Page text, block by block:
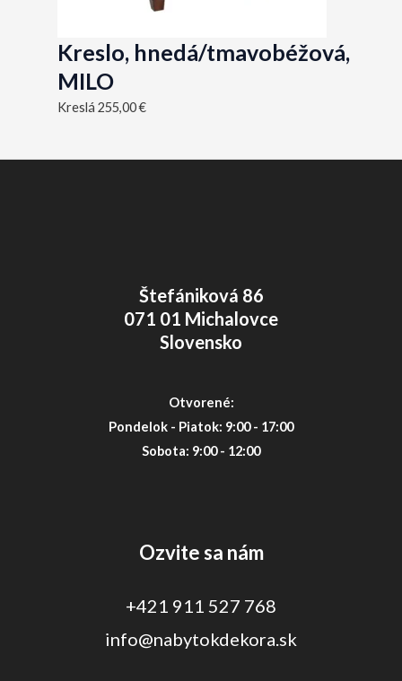
Kreslo, hnedá/tmavobéžová,
MILO
Kreslá 255,00€
Štefániková 86
071 01 Michalovce
Slovensko
Otvorené:
Pondelok - Piatok: 9:00 - 17:00
Sobota: 9:00 - 12:00
Ozvite sa nám
+421 911 527 768
info@nabytokdekora.sk